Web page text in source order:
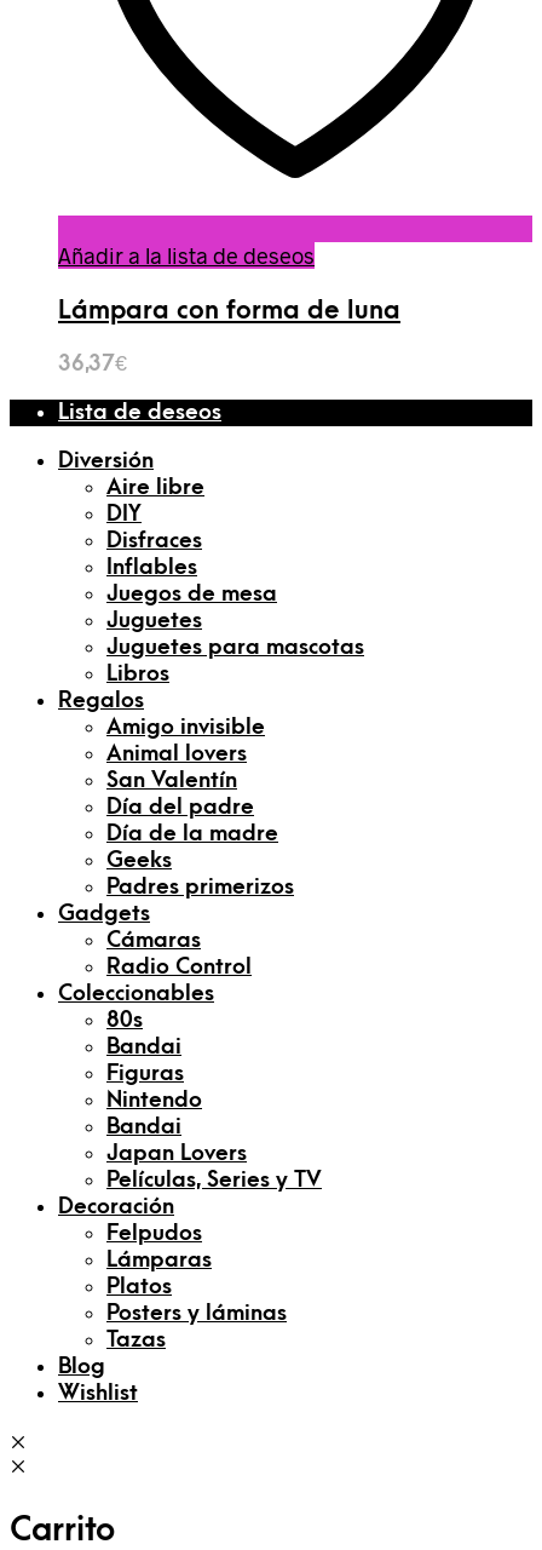
Añadir a la lista de deseos
Lámpara con forma de luna
36,37€
Lista de deseos
Diversión
Aire libre
DIY
Disfraces
Inflables
Juegos de mesa
Juguetes
Juguetes para mascotas
Libros
Regalos
Amigo invisible
Animal lovers
San Valentín
Día del padre
Día de la madre
Geeks
Padres primerizos
Gadgets
Cámaras
Radio Control
Coleccionables
80s
Bandai
Figuras
Nintendo
Bandai
Japan Lovers
Películas, Series y TV
Decoración
Felpudos
Lámparas
Platos
Posters y láminas
Tazas
Blog
Wishlist
Carrito